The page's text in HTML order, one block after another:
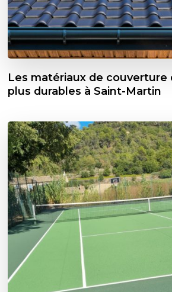
Les matériaux de couverture
plus durables à Saint-Martin